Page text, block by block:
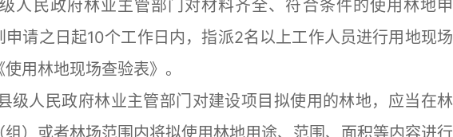
民政府林业主管部门对材料齐全、符合条件的使用林地申
申请之日起10个工作日内，指派2名以上工作人员进行用地现场
用林地现场查验表》。
人民政府林业主管部门对建设项目拟使用的林地，应当在林
）或者林场范围内将拟使用林地用途、范围、面积等内容进行